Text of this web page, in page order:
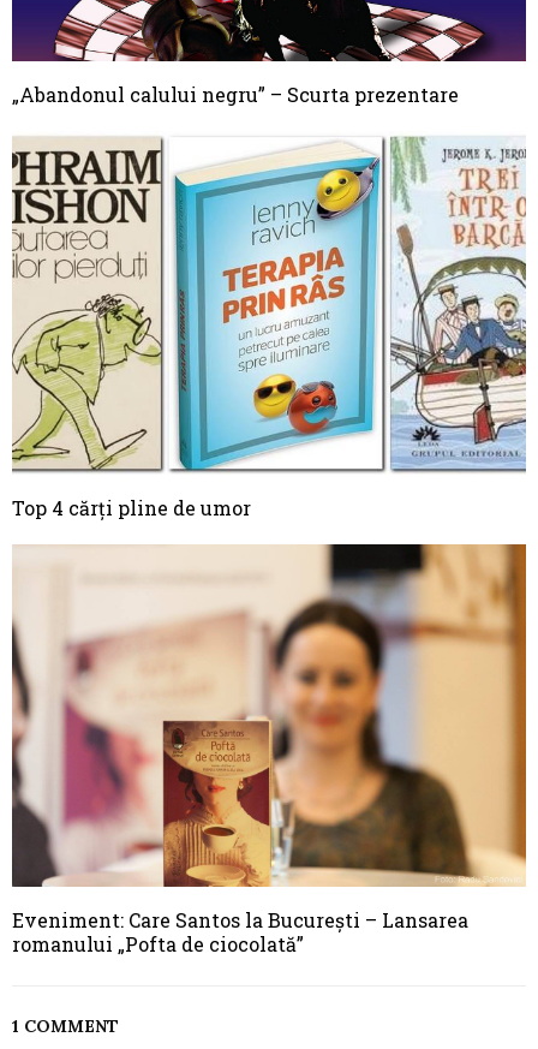
„Abandonul calului negru” – Scurta prezentare
Top 4 cărți pline de umor
Eveniment: Care Santos la București – Lansarea
romanului „Pofta de ciocolată”
1 COMMENT